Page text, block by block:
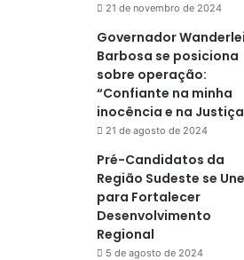
21 de novembro de 2024
Governador Wanderlei
Barbosa se posiciona
sobre operação:
“Confiante na minha
inocência e na
21 de agosto de 2024
Pré-Candidatos da
Região Sudeste se
para Fortalecer
Desenvolvimento
Regional
5 de agosto de 2024